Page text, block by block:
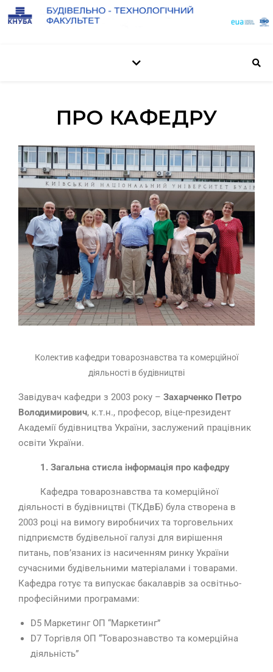
ПРО КАФЕДРУ
Колектив кафедри товарознавства та комерційної
діяльності в будівництві
Завідувач кафедри з 2003 року – Захарченко Петро
Володимирович, к.т.н., професор, віце-президент
Академії будівництва України, заслужений працівник
освіти України.
1. Загальна стисла інформація про кафедру
Кафедра товарознавства та комерційної
діяльності в будівництві (ТКДвБ) була створена в
2003 році на вимогу виробничих та торговельних
підприємств будівельної галузі для вирішення
питань, пов’язаних із насиченням ринку України
сучасними будівельними матеріалами і товарами.
Кафедра готує та випускає бакалаврів за освітньо-
професійними програмами:
D5 Маркетинг ОП “Маркетинг”
D7 Торгівля ОП “Товарознавство та комерційна
діяльність”